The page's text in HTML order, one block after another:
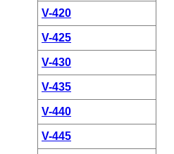
V-420
V-425
V-430
V-435
V-440
V-445